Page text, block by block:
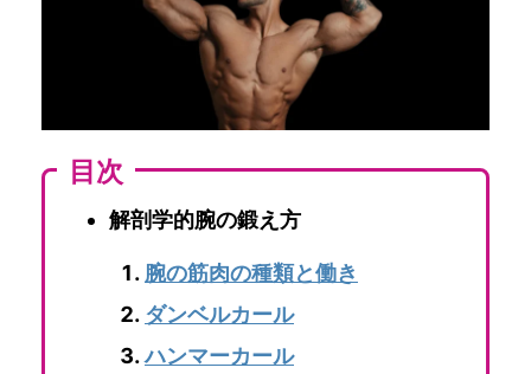
目次
解剖学的腕の鍛え方
腕の筋肉の種類と働き
ダンベルカール
ハンマーカール